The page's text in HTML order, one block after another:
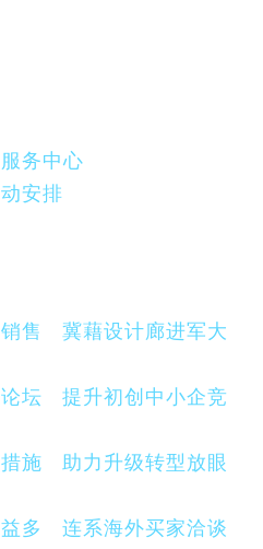
务中心
安排
售 冀藉设计廊进军大
坛 提升初创中小企竞
施 助力升级转型放眼
多 连系海外买家洽谈